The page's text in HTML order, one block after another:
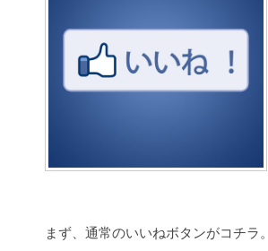
まず、通常のいいねボタンがコチラ。